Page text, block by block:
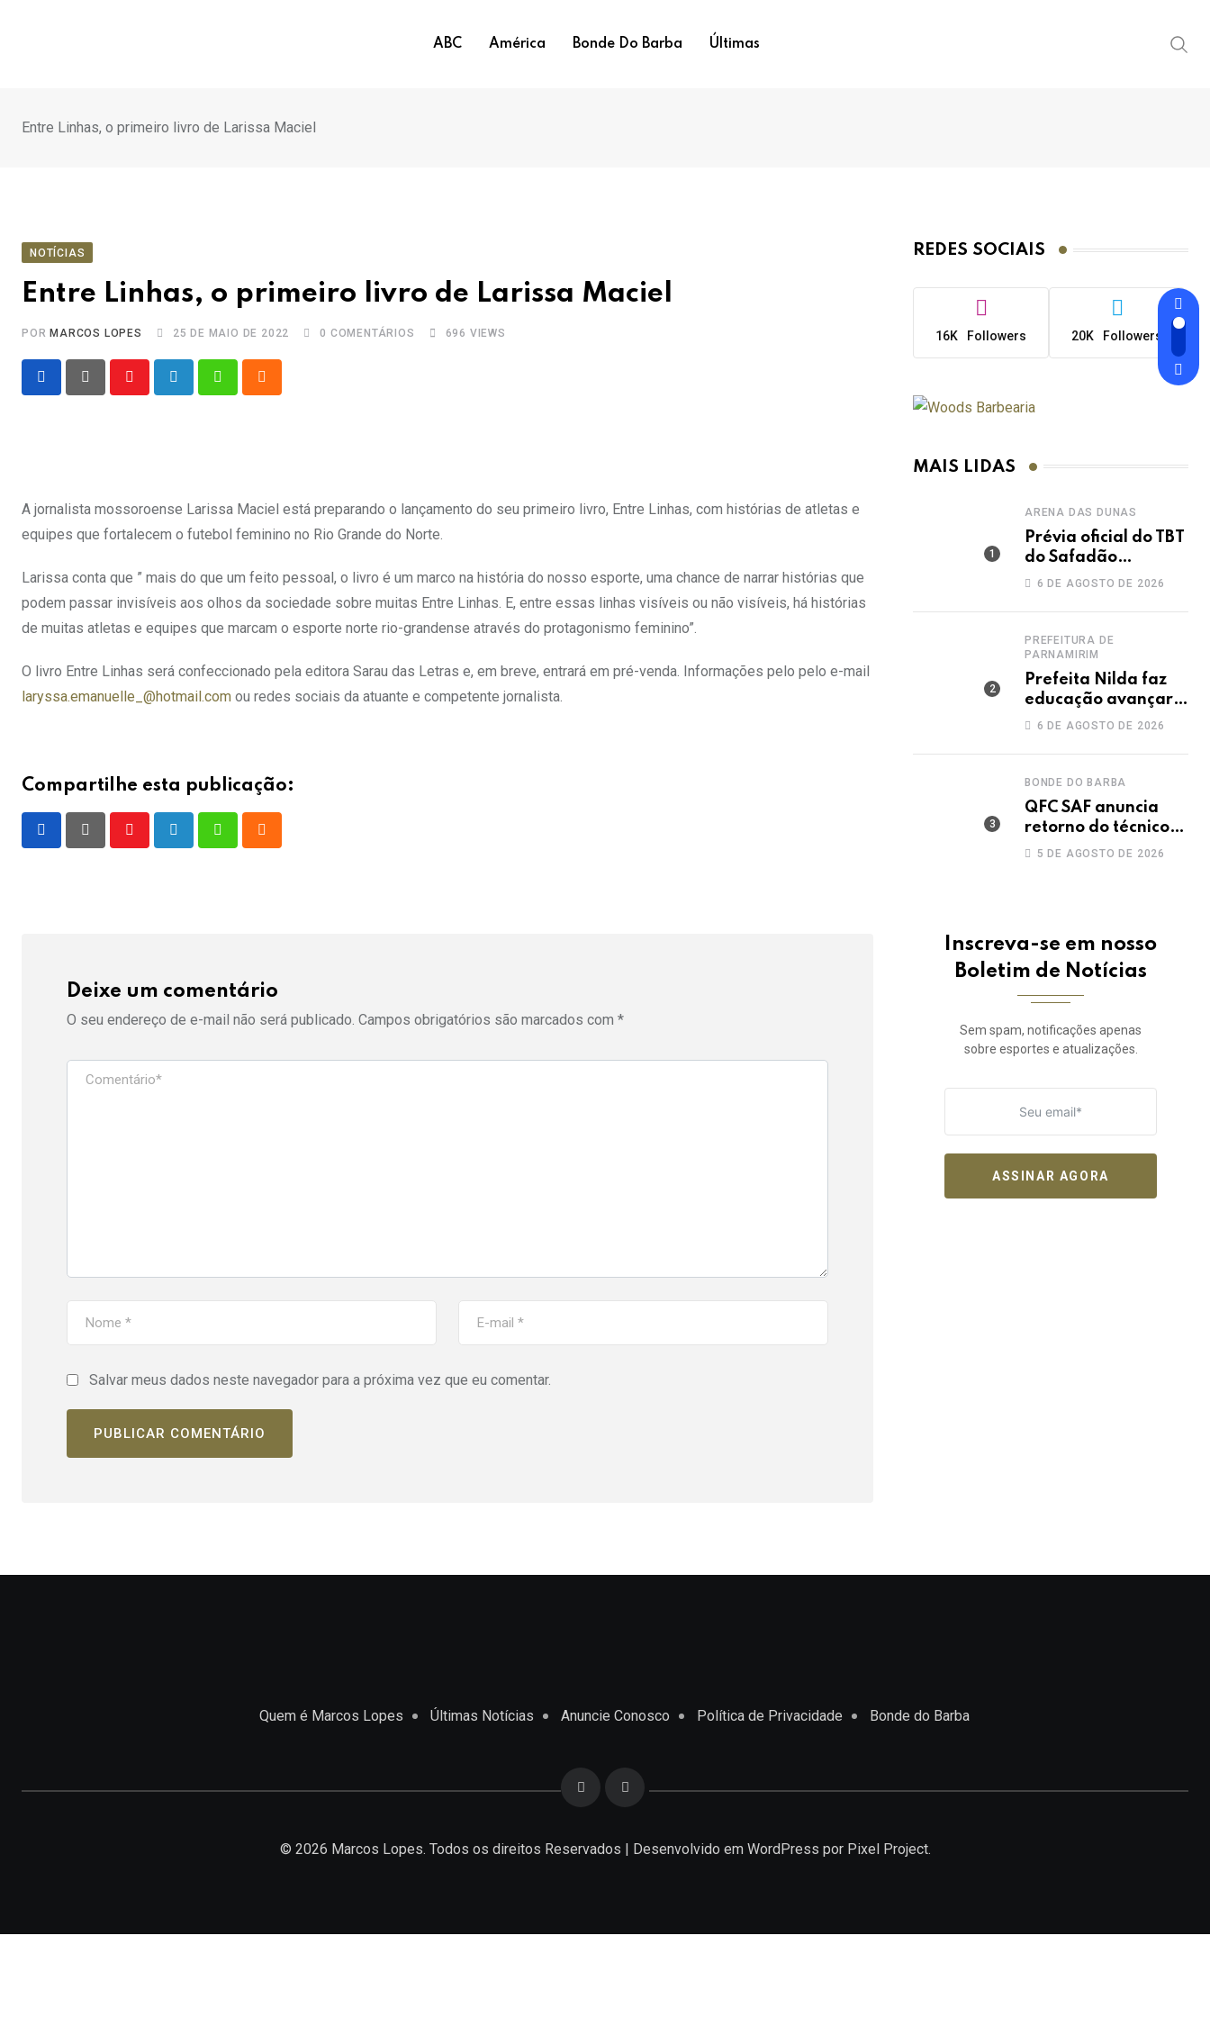
ABC América Bonde Do Barba Últimas
Entre Linhas, o primeiro livro de Larissa Maciel
NOTÍCIAS
Entre Linhas, o primeiro livro de Larissa Maciel
POR MARCOS LOPES 25 DE MAIO DE 2022 0 COMENTÁRIOS 696 VIEWS
A jornalista mossoroense Larissa Maciel está preparando o lançamento do seu primeiro livro, Entre Linhas, com histórias de atletas e
equipes que fortalecem o futebol feminino no Rio Grande do Norte.
Larissa conta que ” mais do que um feito pessoal, o livro é um marco na história do nosso esporte, uma chance de narrar histórias que
podem passar invisíveis aos olhos da sociedade sobre muitas Entre Linhas. E, entre essas linhas visíveis ou não visíveis, há histórias
de muitas atletas e equipes que marcam o esporte norte rio-grandense através do protagonismo feminino”.
O livro Entre Linhas será confeccionado pela editora Sarau das Letras e, em breve, entrará em pré-venda. Informações pelo pelo e-mail
laryssa.emanuelle_@hotmail.com ou redes sociais da atuante e competente jornalista.
Compartilhe esta publicação:
Deixe um comentário
O seu endereço de e-mail não será publicado. Campos obrigatórios são marcados com *
Salvar meus dados neste navegador para a próxima vez que eu comentar.
REDES SOCIAIS
16K Followers 20K Followers
MAIS LIDAS
ARENA DAS DUNAS
Prévia oficial do TBT
do Safadão
acontece nesta
Dunas
6 DE AGOSTO DE 2026
PREFEITURA DE
PARNAMIRIM
Prefeita Nilda faz
educação avançar e
leva Parnamirim ao
história dos anos
iniciais
6 DE AGOSTO DE 2026
BONDE DO BARBA
QFC SAF anuncia
retorno do técnico
João Paulo para a
5 DE AGOSTO DE 2026
Inscreva-se em nosso
Boletim de Notícias
Sem spam, notificações apenas
sobre esportes e atualizações.
ASSINAR AGORA
Quem é Marcos Lopes Últimas Notícias Anuncie Conosco Política de Privacidade Bonde do Barba
© 2026 Marcos Lopes. Todos os direitos Reservados | Desenvolvido em WordPress por Pixel Project.